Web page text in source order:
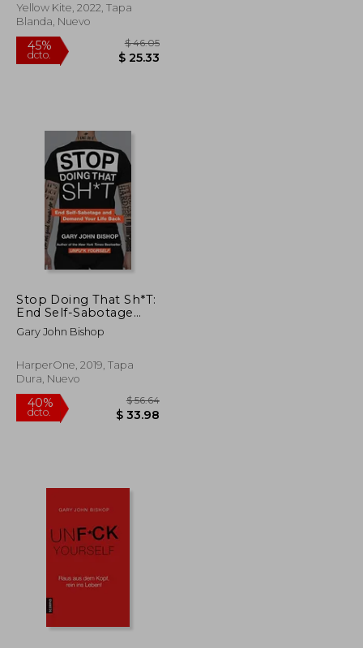
$ 45.99
Yellow Kite, 2022, Tapa
Blanda, Nuevo
45%
Stop Doing That Sh*T:
End Self-Sabotage
and Demand Your Life
Back (en Inglés)
Gary John Bishop
HarperOne, 2019, Tapa
Dura, Nuevo